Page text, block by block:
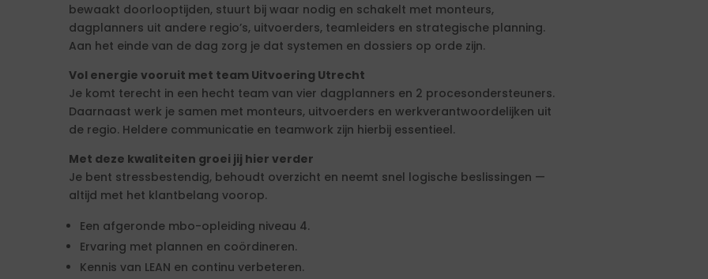
bewaakt doorlooptijden, stuurt bij waar nodig en schakelt met monteurs,
dagplanners uit andere regio’s, uitvoerders, teamleiders en strategische planning.
Aan het einde van de dag zorg je dat systemen en dossiers op orde zijn.
Vol energie vooruit met team Uitvoering Utrecht
Je komt terecht in een hecht team van vier dagplanners en 2 procesondersteuners.
Daarnaast werk je samen met monteurs, uitvoerders en werkverantwoordelijken uit
de regio. Heldere communicatie en teamwork zijn hierbij essentieel.
Met deze kwaliteiten groei jij hier verder
Je bent stressbestendig, behoudt overzicht en neemt snel logische beslissingen —
altijd met het klantbelang voorop.
Een afgeronde mbo-opleiding niveau 4.
Ervaring met plannen en coördineren.
Kennis van LEAN en continu verbeteren.